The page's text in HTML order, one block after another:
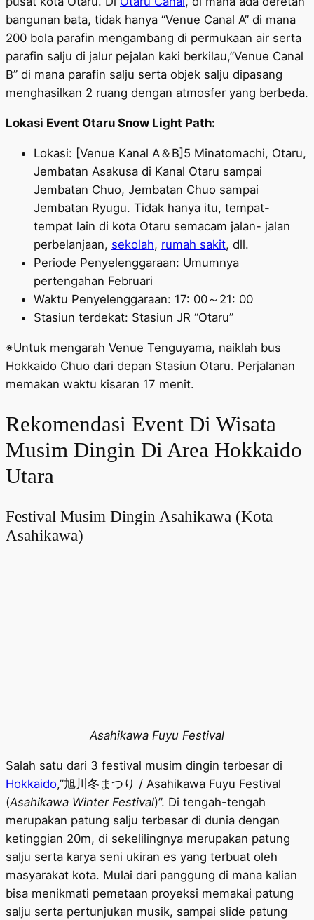
bangunan bata, tidak hanya “Venue Canal A” di mana
200 bola parafin mengambang di permukaan air serta
parafin salju di jalur pejalan kaki berkilau,”Venue Canal
B” di mana parafin salju serta objek salju dipasang
menghasilkan 2 ruang dengan atmosfer yang berbeda.
Lokasi Event Otaru Snow Light Path:
Lokasi: [Venue Kanal A＆B]5 Minatomachi, Otaru,
Jembatan Asakusa di Kanal Otaru sampai
Jembatan Chuo, Jembatan Chuo sampai
Jembatan Ryugu. Tidak hanya itu, tempat-
tempat lain di kota Otaru semacam jalan- jalan
perbelanjaan, sekolah, rumah sakit, dll.
Periode Penyelenggaraan: Umumnya
pertengahan Februari
Waktu Penyelenggaraan: 17: 00～21: 00
Stasiun terdekat: Stasiun JR “Otaru”
※Untuk mengarah Venue Tenguyama, naiklah bus
Hokkaido Chuo dari depan Stasiun Otaru. Perjalanan
memakan waktu kisaran 17 menit.
Rekomendasi Event Di Wisata
Musim Dingin Di Area Hokkaido
Utara
Festival Musim Dingin Asahikawa (Kota
Asahikawa)
Asahikawa Fuyu Festival
Salah satu dari 3 festival musim dingin terbesar di
Hokkaido,”旭川冬まつり / Asahikawa Fuyu Festival
(Asahikawa Winter Festival)”. Di tengah-tengah
merupakan patung salju terbesar di dunia dengan
ketinggian 20m, di sekelilingnya merupakan patung
salju serta karya seni ukiran es yang terbuat oleh
masyarakat kota. Mulai dari panggung di mana kalian
bisa menikmati pemetaan proyeksi memakai patung
salju serta pertunjukan musik, sampai slide patung